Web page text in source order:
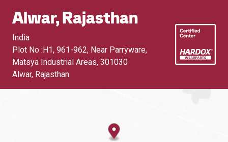
Alwar, Rajasthan
India
Plot No :H1, 961-962, Near Parryware,
Matsya Industrial Areas, 301030
Alwar, Rajasthan